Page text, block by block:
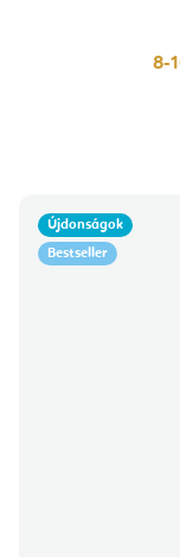
8-
Újdonságok
Bestseller